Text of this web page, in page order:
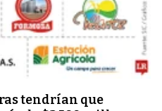
tendrían que